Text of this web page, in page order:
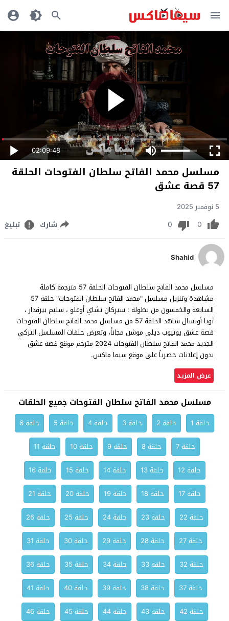
02:09:48
مسلسل محمد الفاتح سلطان الفتوحات الحلقة
57 قصة عشق
5 نوفمبر 2025
0
0 شارك تبليغ
Shahid
مسلسل محمد الفاتح سلطان الفتوحات الحلقة 57 مترجمة كاملة
مشاهدة وتنزيل مسلسل "محمد الفاتح سلطان الفتوحات" حلقة 57
السابعة والخمسون من بطولة : سيركان تشاي أوغلو ، سليم بيرقدار ،
توبا أونسال شاهد الحلقة 57 من مسلسل محمد الفاتح سلطان الفتوحات
قصة عشق يوتيوب ديلي موشن مجاناً، وتعرض حلقات المسلسل التركي
الجديد محمد الفاتح سلطان الفتوحات 2024 مترجم موقع قصة عشق
بدون إعلانات حصرياً على موقع سيما ماكس.
عرض المزيد
مسلسل محمد الفاتح سلطان الفتوحات جميع الحلقات
حلقة 1 حلقة 2 حلقة 3 حلقة 4 حلقة 5
حلقة 6
حلقة 7
حلقة 8 حلقة 9 حلقة 10
حلقة 11
حلقة 12
حلقة 13 حلقة 14 حلقة 15
حلقة 16
حلقة 17
حلقة 18 حلقة 19 حلقة 20
حلقة 21
حلقة 22
حلقة 23 حلقة 24 حلقة 25
حلقة 26
حلقة 27
حلقة 28 حلقة 29 حلقة 30
حلقة 31
حلقة 32
حلقة 33 حلقة 34 حلقة 35
حلقة 36
حلقة 37
حلقة 38 حلقة 39 حلقة 40
حلقة 41
حلقة 42
حلقة 43 حلقة 44 حلقة 45
حلقة 46